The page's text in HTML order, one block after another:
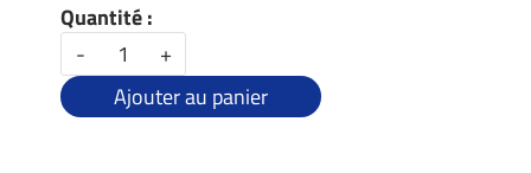
Quantité :
-
+
Ajouter au panier